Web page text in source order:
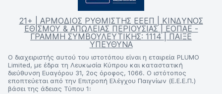
21+ | ΑΡΜΟΔΙΟΣ ΡΥΘΜΙΣΤΗΣ ΕΕΕΠ | ΚΙΝΔΥΝΟΣ
ΕΘΙΣΜΟΥ & ΑΠΩΛΕΙΑΣ ΠΕΡΙΟΥΣΙΑΣ | ΕΟΠΑΕ -
ΓΡΑΜΜΗ ΣΥΜΒΟΥΛΕΥΤΙΚΗΣ: 1114 | ΠΑΙΞΕ
ΥΠΕΥΘΥΝΑ
Ο διαχειριστής αυτού του ιστοτόπου είναι η εταιρεία PLUMO
Limited, με έδρα τη Λευκωσία Κύπρου και καταστατική
διεύθυνση Ευαγόρου 31, 2ος όροφος, 1066. Ο ιστότοπος
εποπτεύεται από την Επιτροπή Ελέγχου Παιγνίων (Ε.Ε.Ε.Π.)
βάσει της άδειας Τύπου 1: